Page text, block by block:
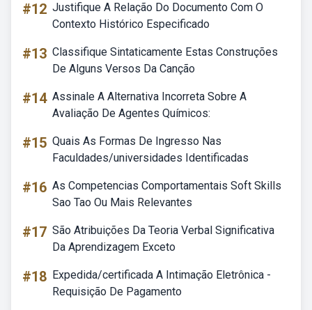
#12 Justifique A Relação Do Documento Com O
Contexto Histórico Especificado
#13 Classifique Sintaticamente Estas Construções
De Alguns Versos Da Canção
#14 Assinale A Alternativa Incorreta Sobre A
Avaliação De Agentes Químicos:
#15 Quais As Formas De Ingresso Nas
Faculdades/universidades Identificadas
#16 As Competencias Comportamentais Soft Skills
Sao Tao Ou Mais Relevantes
#17 São Atribuições Da Teoria Verbal Significativa
Da Aprendizagem Exceto
#18 Expedida/certificada A Intimação Eletrônica -
Requisição De Pagamento